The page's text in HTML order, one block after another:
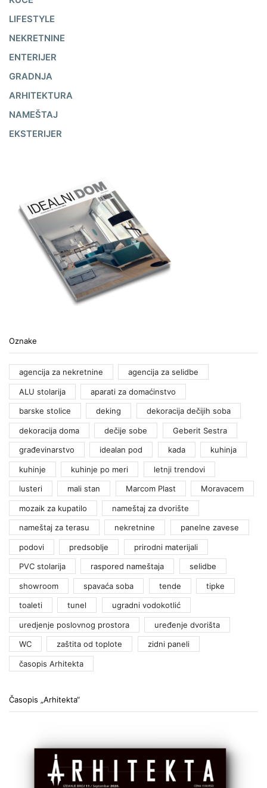
LIFESTYLE
NEKRETNINE
ENTERIJER
GRADNJA
ARHITEKTURA
NAMEŠTAJ
EKSTERIJER
Oznake
agencija za nekretnine agencija za selidbe
ALU stolarija aparati za domaćinstvo
barske stolice deking dekoracija dečijih soba
dekoracija doma dečije sobe Geberit Sestra
građevinarstvo idealan pod kada kuhinja
kuhinje kuhinje po meri letnji trendovi
lusteri mali stan Marcom Plast Moravacem
mozaik za kupatilo nameštaj za dvorište
nameštaj za terasu nekretnine panelne zavese
podovi predsoblje prirodni materijali
PVC stolarija raspored nameštaja selidbe
showroom spavaća soba tende tipke
toaleti tunel ugradni vodokotlić
uredjenje poslovnog prostora uređenje dvorišta
WC zaštita od toplote zidni paneli
časopis Arhitekta
Časopis „Arhitekta“